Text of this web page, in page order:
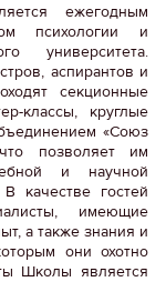
ежегодным
психологии и
университета.
аспирантов и
секционные
классы, круглые
«Союз
позволяет им
и научной
качестве гостей
имеющие
а также знания и
они охотно
Школы является